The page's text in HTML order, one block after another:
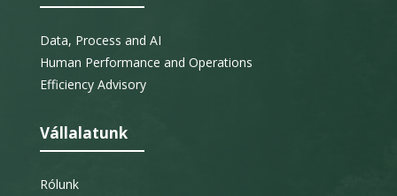
Data, Process and AI
Human Performance and Operations
Efficiency Advisory
Vállalatunk
Rólunk